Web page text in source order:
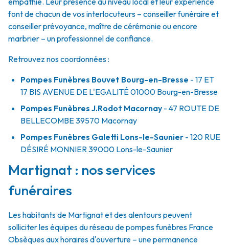
font de chacun de vos interlocuteurs – conseiller funéraire et
conseiller prévoyance, maître de cérémonie ou encore
marbrier – un professionnel de confiance.
Retrouvez nos coordonnées :
Pompes Funèbres Bouvet Bourg-en-Bresse - 17 ET
17 BIS AVENUE DE L'EGALITÉ01000 Bourg-en-Bresse
Pompes Funèbres J.Rodot Macornay - 47 ROUTE DE
BELLECOMBE39570 Macornay
Pompes Funèbres Galetti Lons-le-Saunier - 120 RUE
DÉSIRÉ MONNIER39000 Lons-le-Saunier
Martignat : nos services
funéraires
Les habitants de Martignat et des alentours peuvent
solliciter les équipes du réseau de pompes funèbres France
Obsèques aux horaires d'ouverture – une permanence